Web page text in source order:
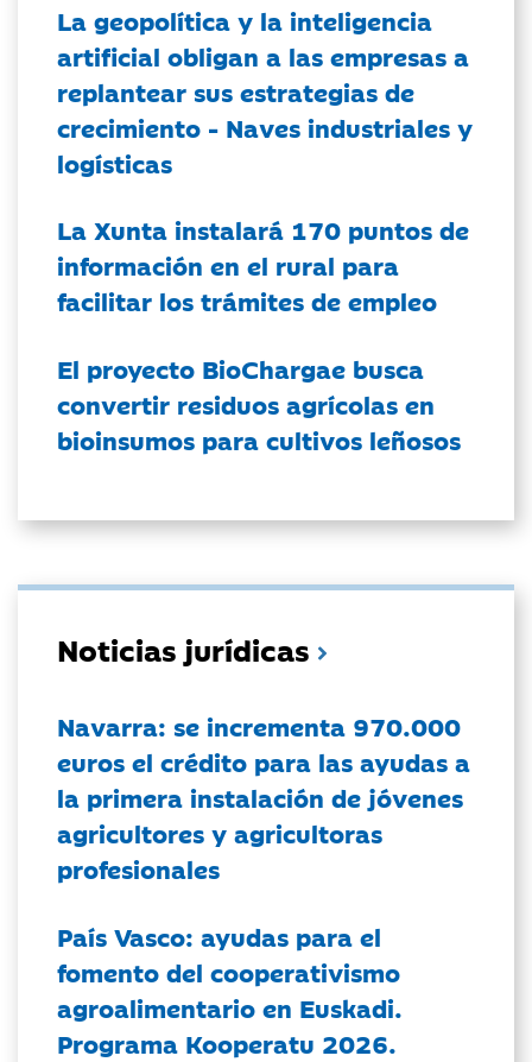
La geopolítica y la inteligencia
artificial obligan a las empresas a
replantear sus estrategias de
crecimiento - Naves industriales y
logísticas
La Xunta instalará 170 puntos de
información en el rural para
facilitar los trámites de empleo
El proyecto BioChargae busca
convertir residuos agrícolas en
bioinsumos para cultivos leñosos
Noticias jurídicas
Navarra: se incrementa 970.000
euros el crédito para las ayudas a
la primera instalación de jóvenes
agricultores y agricultoras
profesionales
País Vasco: ayudas para el
fomento del cooperativismo
agroalimentario en Euskadi.
Programa Kooperatu 2026.